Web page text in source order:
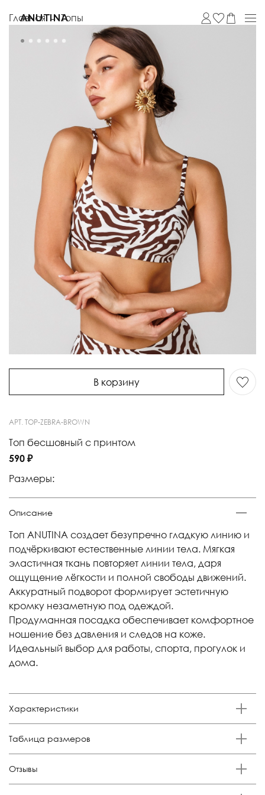
ANUTINA
Главная Топы
Топ бесшовный с принтом
590 ₽
Размеры:
АРТ. TOP-ZEBRA-BROWN
В корзину
Описание
Топ ANUTINA создает безупречно гладкую линию и
подчёркивают естественные линии тела. Мягкая
эластичная ткань повторяет линии тела, даря
ощущение лёгкости и полной свободы движений.
Аккуратный подворот формирует эстетичную
кромку незаметную под одеждой.
Продуманная посадка обеспечивает комфортное
ношение без давления и следов на коже.
Идеальный выбор для работы, спорта, прогулок и
дома.
Характеристики
Anutina
85% полиамид 15% эластан
Таблица размеров
XS 38-40 84-88
Отзывы